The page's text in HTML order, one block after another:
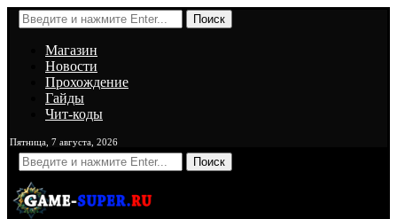
Поиск
Магазин
Новости
Прохождение
Гайды
Чит-коды
Пятница, 7 августа, 2026
Поиск